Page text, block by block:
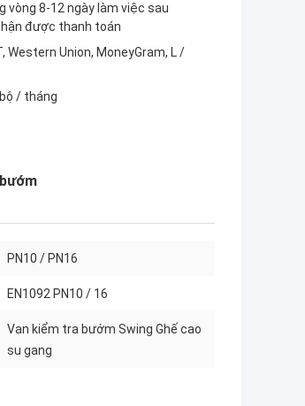
vòng 8-12 ngày làm việc sau
được thanh toán
Western Union, MoneyGram, L /
/ tháng
PN10 / PN16
EN1092 PN10 / 16
Van kiểm tra bướm Swing Ghế cao
su gang